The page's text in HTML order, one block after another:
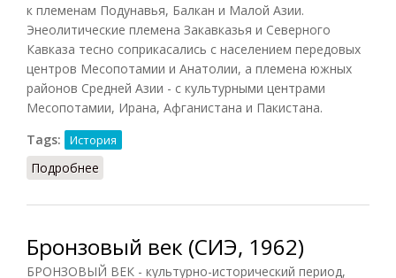
к племенам Подунавья, Балкан и Малой Азии.
Энеолитические племена Закавказья и Северного
Кавказа тесно соприкасались с населением передовых
центров Месопотамии и Анатолии, а племена южных
районов Средней Азии - с культурными центрами
Месопотамии, Ирана, Афганистана и Пакистана.
Tags:
История
Подробнее
Бронзовый век (СИЭ, 1962)
БРОНЗОВЫЙ ВЕК - культурно-исторический период,